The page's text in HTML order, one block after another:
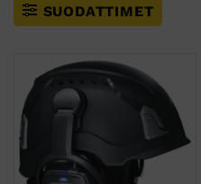
SUODATTIMET